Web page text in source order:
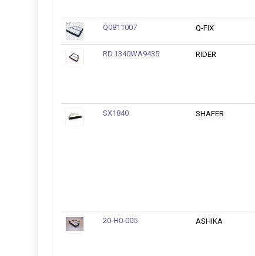
Q0811007 Q-FIX
RD.1340WA9435 RIDER
SX1840 SHAFER
20-H0-005 ASHIKA